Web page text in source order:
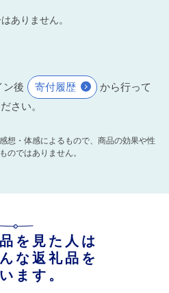
ありません。
ン後 寄付履歴
から行って
さい。
想・体感によるもので、商品の効果や性
のではありません。
を見た人は
な返礼品を
ます。